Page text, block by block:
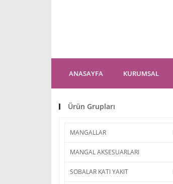
ANASAYFA KURUMSAL
Ürün Grupları
MANGALLAR
MANGAL AKSESUARLARI
SOBALAR KATI YAKIT